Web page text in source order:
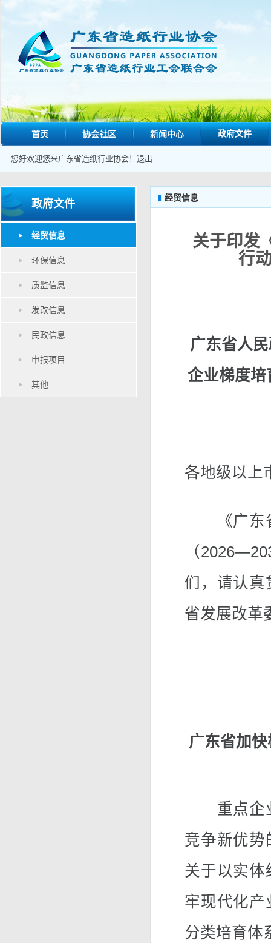
首页 协会社区 新闻中心 政府文件
您好欢迎您来广东省造纸行业协会！ 退出
政府文件
经贸信息
环保信息
质监信息
发改信息
民政信息
申报项目
其他
经贸信息
关于印发
行
广东省人
企业梯度
各地级以上
《广东省
（
们，请认真
省发展改革
广东省加
重点企业
竞争新优势
关于以实体
牢现代化产
分类培育体